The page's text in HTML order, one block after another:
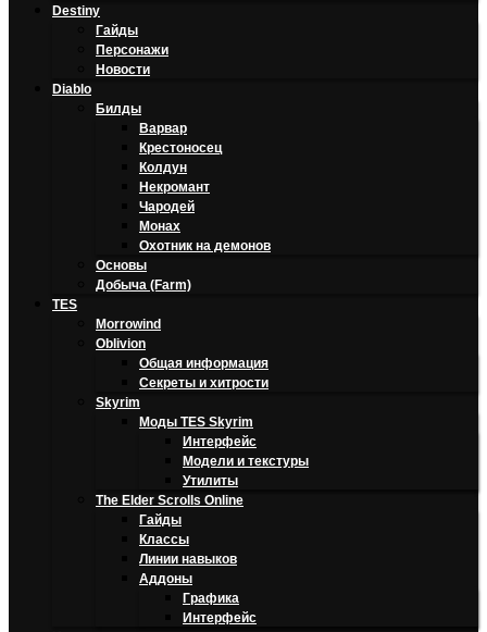
Destiny
Гайды
Персонажи
Новости
Diablo
Билды
Варвар
Крестоносец
Колдун
Некромант
Чародей
Монах
Охотник на демонов
Основы
Добыча (Farm)
TES
Morrowind
Oblivion
Общая информация
Секреты и хитрости
Skyrim
Моды TES Skyrim
Интерфейс
Модели и текстуры
Утилиты
The Elder Scrolls Online
Гайды
Классы
Линии навыков
Аддоны
Графика
Интерфейс